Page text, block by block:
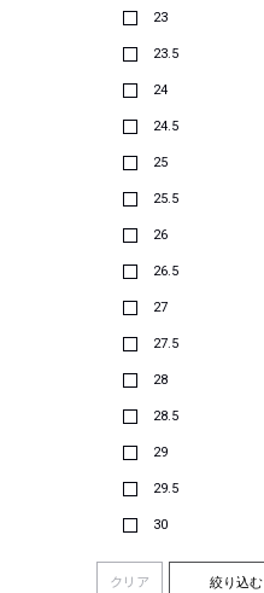
23
23.5
24
24.5
25
25.5
26
26.5
27
27.5
28
28.5
29
29.5
30
クリア 絞り込む